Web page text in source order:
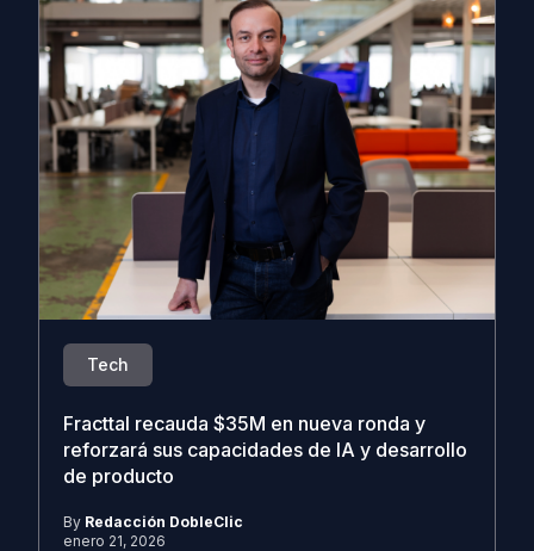
Tech
Fracttal recauda $35M en nueva ronda y
reforzará sus capacidades de IA y desarrollo
de producto
By Redacción DobleClic
enero 21, 2026